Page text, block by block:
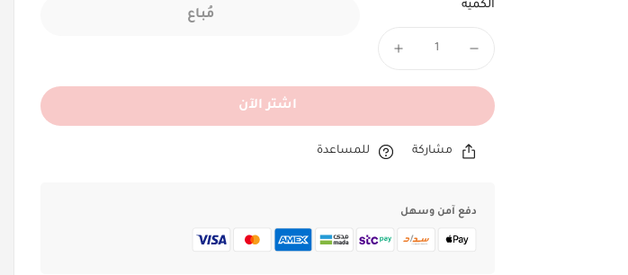
الكمية
مُباع
اشتر الآن
مشاركة للمساعدة
دفع آمن وسهل